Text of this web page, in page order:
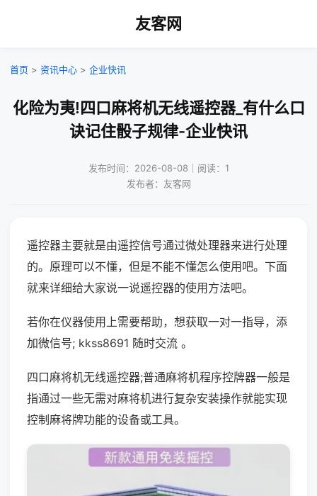
友客网
首页 > 资讯中心 > 企业快讯
化险为夷!四口麻将机无线遥控器_有什么口
诀记住骰子规律-企业快讯
发布时间：2026-08-08｜阅读：1
发布者：友客网
遥控器主要就是由遥控信号通过微处理器来进行处理
的。原理可以不懂，但是不能不懂怎么使用吧。下面
就来详细给大家说一说遥控器的使用方法吧。
若你在仪器使用上需要帮助，想获取一对一指导，添
加微信号; kkss8691 随时交流 。
四口麻将机无线遥控器;普通麻将机程序控牌器一般是
指通过一些无需对麻将机进行复杂安装操作就能实现
控制麻将牌功能的设备或工具。